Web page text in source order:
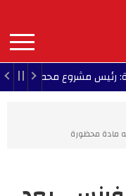
contenu
principal
MAIN
NAVIGATION
محطة تحلية مياه
مادة محظورة